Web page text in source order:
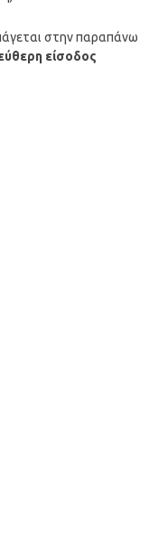
στην παραπάνω
είσοδος